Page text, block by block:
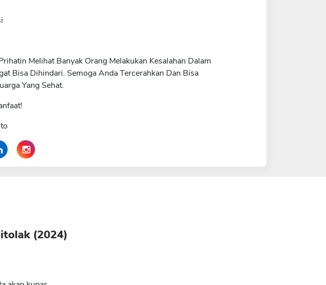
Melihat Banyak Orang Melakukan Kesalahan Dalam
Bisa Dihindari. Semoga Anda Tercerahkan Dan Bisa
Yang Sehat.
(2024)